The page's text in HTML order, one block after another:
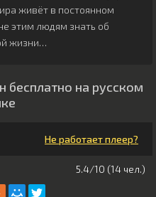
живёт в постоянном
этим людям знать об
жизни…
бесплатно на русском
Не работает плеер?
5.4/10 (14 чeл.)